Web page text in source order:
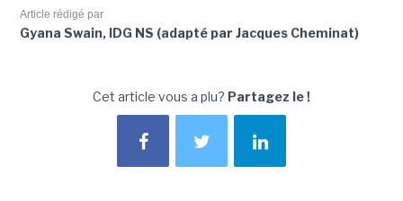
Article rédigé par
Gyana Swain, IDG NS (adapté par Jacques Cheminat)
Cet article vous a plu? Partagez le !